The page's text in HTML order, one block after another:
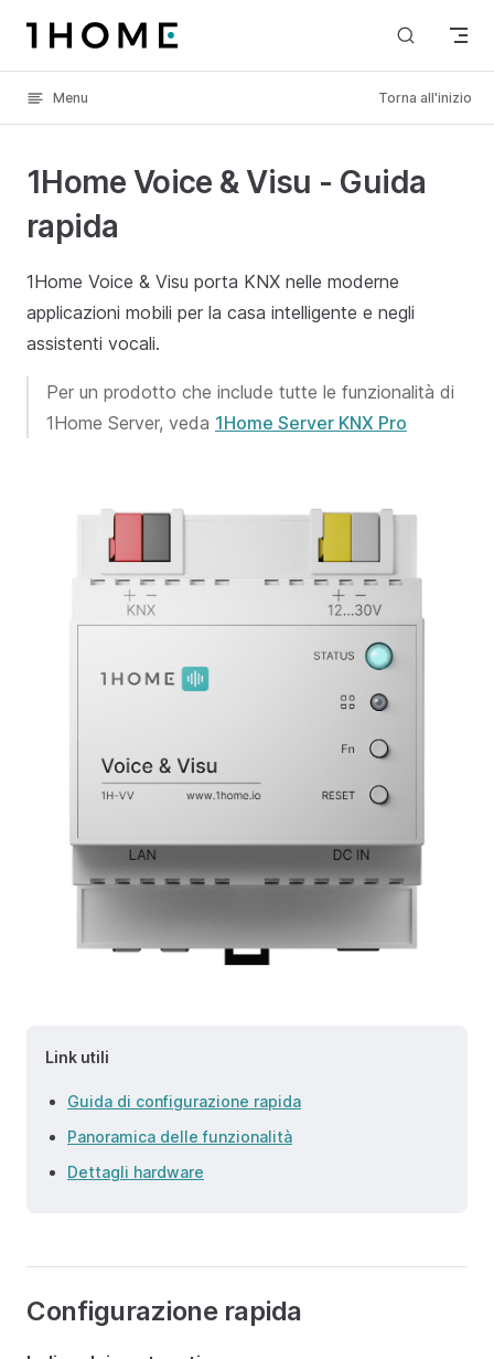
Skip to content
Menu Torna all'inizio
1Home Voice & Visu - Guida
rapida
1Home Voice & Visu porta KNX nelle moderne
applicazioni mobili per la casa intelligente e negli
assistenti vocali.
Per un prodotto che include tutte le funzionalità di
1Home Server, veda 1Home Server KNX Pro
Link utili
Guida di configurazione rapida
Panoramica delle funzionalità
Dettagli hardware
Configurazione rapida